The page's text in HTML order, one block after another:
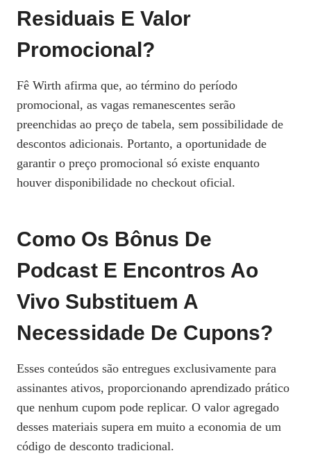
Residuais E Valor
Promocional?
Fê Wirth afirma que, ao término do período
promocional, as vagas remanescentes serão
preenchidas ao preço de tabela, sem possibilidade de
descontos adicionais. Portanto, a oportunidade de
garantir o preço promocional só existe enquanto
houver disponibilidade no checkout oficial.
Como Os Bônus De
Podcast E Encontros Ao
Vivo Substituem A
Necessidade De Cupons?
Esses conteúdos são entregues exclusivamente para
assinantes ativos, proporcionando aprendizado prático
que nenhum cupom pode replicar. O valor agregado
desses materiais supera em muito a economia de um
código de desconto tradicional.